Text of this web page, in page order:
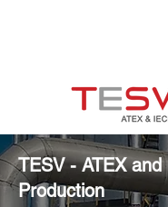
TESV - ATEX and
Production